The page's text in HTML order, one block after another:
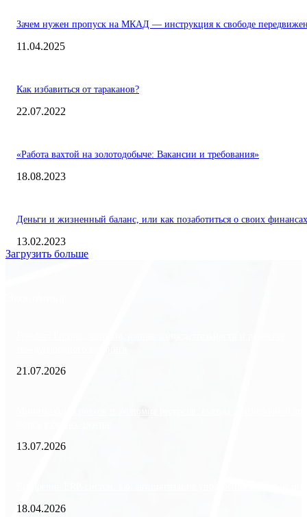
Зачем нужен пропуск на МКАД — инструкция к свободе
11.04.2025
Как избавиться от тараканов?
22.07.2022
«Работа вахтой на золотодобыче: Вакансии и требования»
18.08.2023
Деньги и жизненный баланс, или как позаботиться о своих финансах
13.02.2023
Загрузить больше
21.07.2026
13.07.2026
18.04.2026